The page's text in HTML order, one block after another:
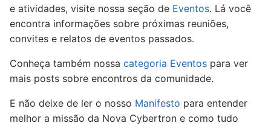
e atividades, visite nossa seção de Eventos. Lá você
encontra informações sobre próximas reuniões,
convites e relatos de eventos passados.
Conheça também nossa categoria Eventos para ver
mais posts sobre encontros da comunidade.
E não deixe de ler o nosso Manifesto para entender
melhor a missão da Nova Cybertron e como tudo